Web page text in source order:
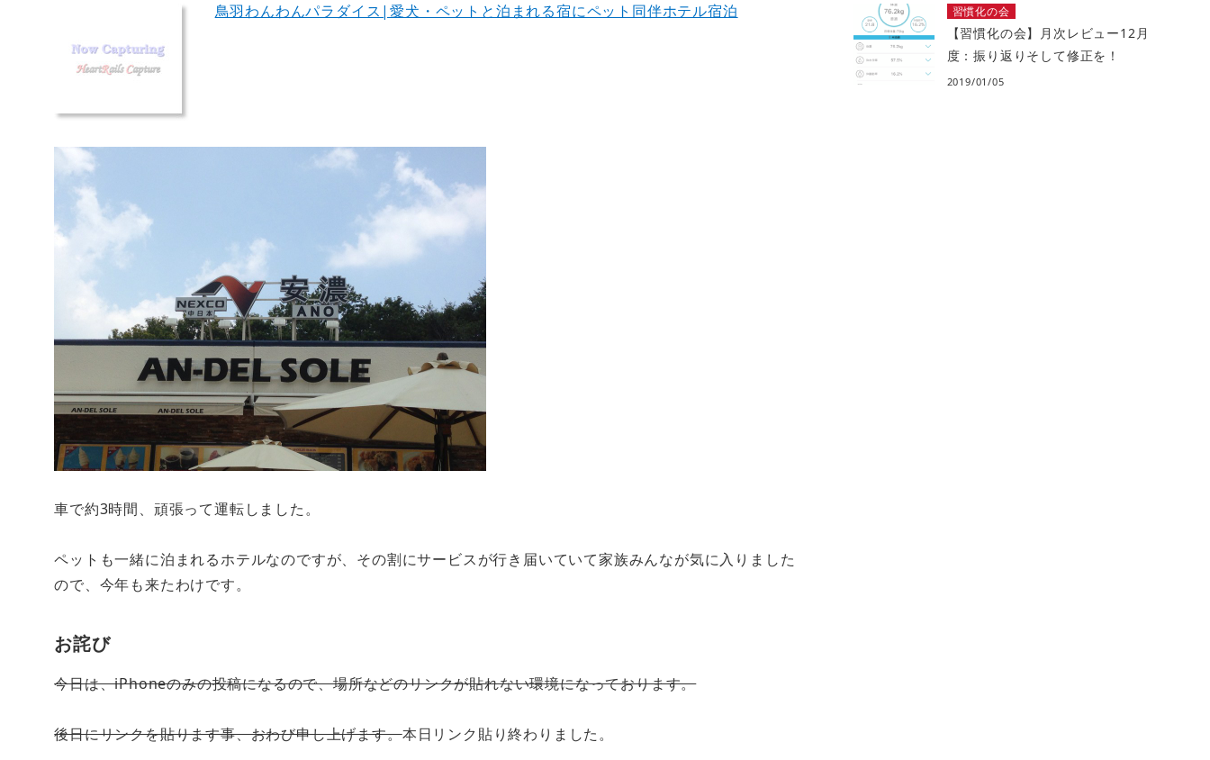
鳥羽わんわんパラダイス|愛犬・ペットと泊まれる宿にペット同伴ホテル宿泊
車で約3時間、頑張って運転しました。
ペットも一緒に泊まれるホテルなのですが、その割にサービスが行き届いていて家族みんなが気に入りました
ので、今年も来たわけです。
お詫び
今日は、iPhoneのみの投稿になるので、場所などのリンクが貼れない環境になっております。
後日にリンクを貼ります事、おわび申し上げます。本日リンク貼り終わりました。
習慣化の会
【習慣化の会】月次レビュー12月
度：振り返りそして修正を！
2019/01/05